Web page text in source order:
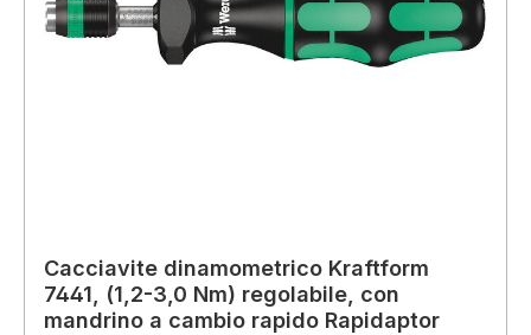
Cacciavite dinamometrico Kraftform
7441, (1,2-3,0 Nm) regolabile, con
mandrino a cambio rapido Rapidaptor